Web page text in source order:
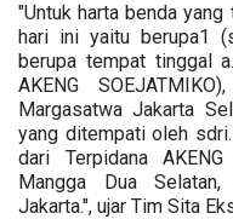
"Untuk harta benda
hari ini yaitu berupa1
berupa tempat tinggal
AKENG
Margasatwa Jakarta
yang ditempati oleh sdri.
dari Terpidana
Mangga Dua
Jakarta.", ujar Tim Sita